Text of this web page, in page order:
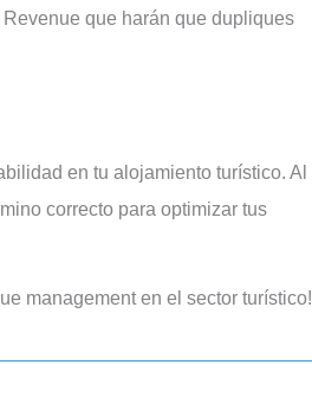
correcto para optimizar tus
management en el sector turístico!